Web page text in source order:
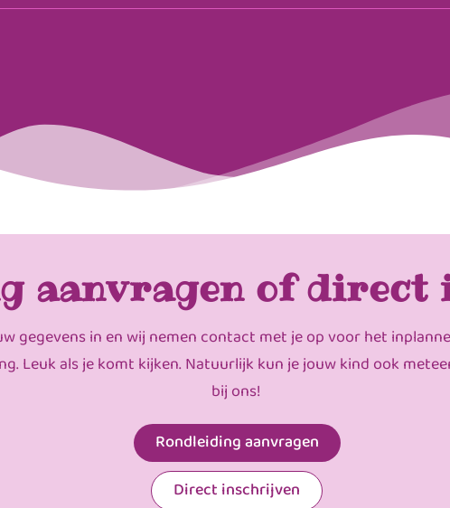
aanvragen of direct
gegevens in en wij nemen contact met je op voor het
Leuk als je komt kijken. Natuurlijk kun je jouw kind ook
bij ons!
Rondleiding aanvragen
Direct inschrijven